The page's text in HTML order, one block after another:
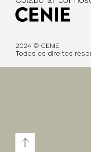
2024 © CENIE
Todos os direitos